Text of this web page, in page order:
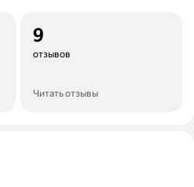
9
отзывов
Читать отзывы